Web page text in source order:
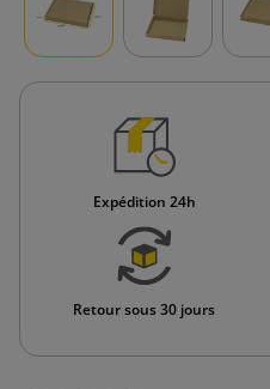
Expédition 24h
Retour sous 30 jours